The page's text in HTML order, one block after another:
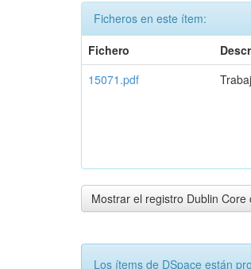
Ficheros en este ítem:
Fichero
15071.pdf
Mostrar el registro Dublin
Los ítems de DSpace están